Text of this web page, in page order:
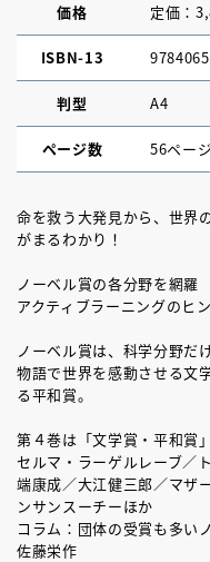
価格 定価：
ISBN-13
判型 A4
ページ数 56ページ
命を救う大発見から、世界
がまるわかり！
ノーベル賞の各分野を網羅
アクティブラーニングのヒ
ノーベル賞は、科学分野だ
物語で世界を感動させる文
る平和賞。
第４巻は「文学賞・平和賞」
セルマ・ラーゲルレーブ／
端康成／大江健三郎／マザ
ンサンスーチーほか
コラム：団体の受賞も多い
佐藤栄作